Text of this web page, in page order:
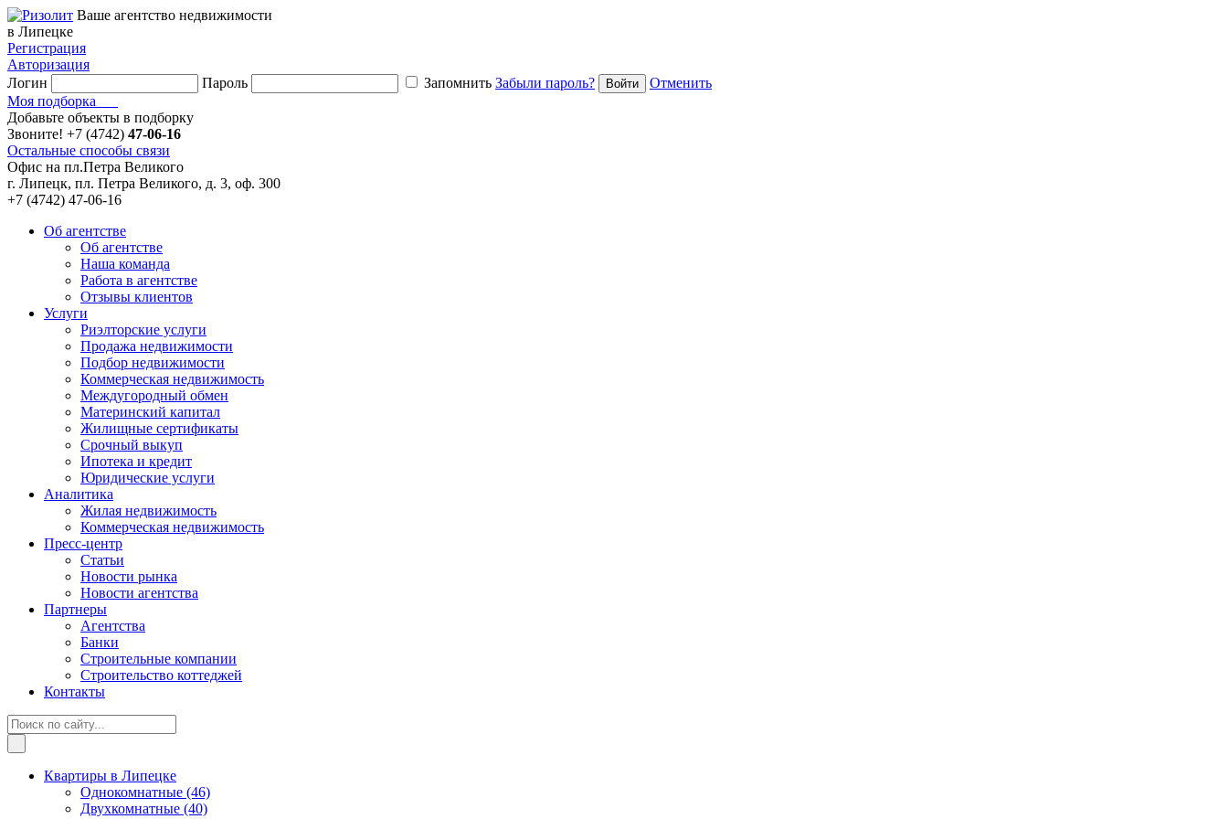
Ваше агентство недвижимости
в Липецке
Регистрация
Авторизация
Логин
Пароль Запомнить Забыли пароль?
Отменить
Моя подборка
Добавьте объекты в подборку
Звоните! +7 (4742) 47-06-16
Остальные способы связи
Офис на пл.Петра Великого
г. Липецк, пл. Петра Великого, д. 3, оф. 300
+7 (4742) 47-06-16
Об агентстве
Об агентстве
Наша команда
Работа в агентстве
Отзывы клиентов
Услуги
Риэлторские услуги
Продажа недвижимости
Подбор недвижимости
Коммерческая недвижимость
Междугородный обмен
Материнский капитал
Жилищные сертификаты
Срочный выкуп
Ипотека и кредит
Юридические услуги
Аналитика
Жилая недвижимость
Коммерческая недвижимость
Пресс-центр
Статьи
Новости рынка
Новости агентства
Партнеры
Агентства
Банки
Строительные компании
Строительство коттеджей
Контакты
Квартиры в Липецке
Однокомнатные (46)
Двухкомнатные (40)